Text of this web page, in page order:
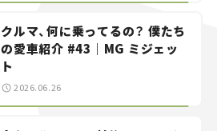
クルマ、何に乗ってるの？ 僕たち
の愛車紹介 #43｜MG ミジェッ
ト
2026.06.26